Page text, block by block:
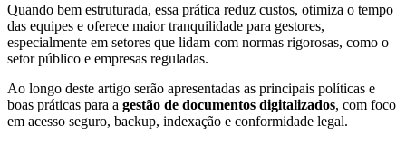
Documentos
Conversão
de
Mídias
C.O.L.D
Quando bem estruturada, essa prática reduz custos, otimiza o tempo
das equipes e oferece maior tranquilidade para gestores,
especialmente em setores que lidam com normas rigorosas, como o
setor público e empresas reguladas.
Ao longo deste artigo serão apresentadas as principais políticas e
boas práticas para a gestão de documentos digitalizados, com foco
em acesso seguro, backup, indexação e conformidade legal.